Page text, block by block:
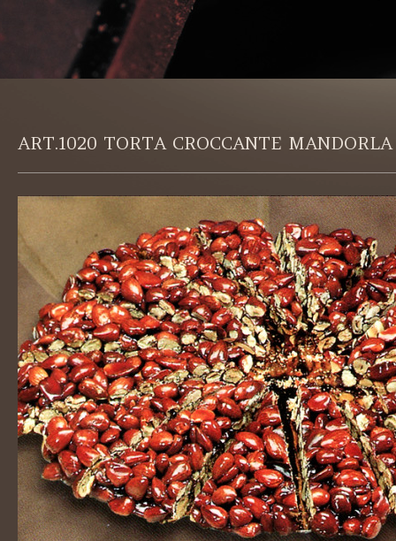
ART.1020 TORTA CROCCANTE